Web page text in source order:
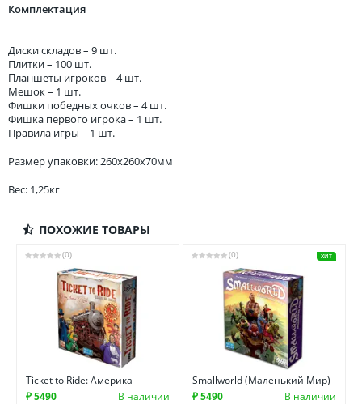
Комплектация
Диски складов – 9 шт.
Плитки – 100 шт.
Планшеты игроков – 4 шт.
Мешок – 1 шт.
Фишки победных очков – 4 шт.
Фишка первого игрока – 1 шт.
Правила игры – 1 шт.
Размер упаковки: 260x260x70мм
Вес: 1,25кг
ПОХОЖИЕ ТОВАРЫ
(0)
Ticket to Ride: Америка
₽ 5490
В наличии
(0) ХИТ
Smallworld (Маленький Мир)
₽ 5490
В наличии